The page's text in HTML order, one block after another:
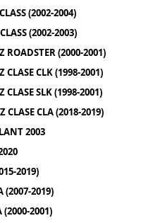
(2002-2004)
(2002-2003)
ROADSTER (2000-2001)
CLASE CLK (1998-2001)
CLASE SLK (1998-2001)
CLASE CLA (2018-2019)
2003
2019)
(2007-2019)
2001)